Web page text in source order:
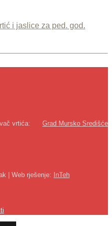
i jaslice za ped. god.
vrtića: Grad Mursko Središće
| Web rješenje: InTeh